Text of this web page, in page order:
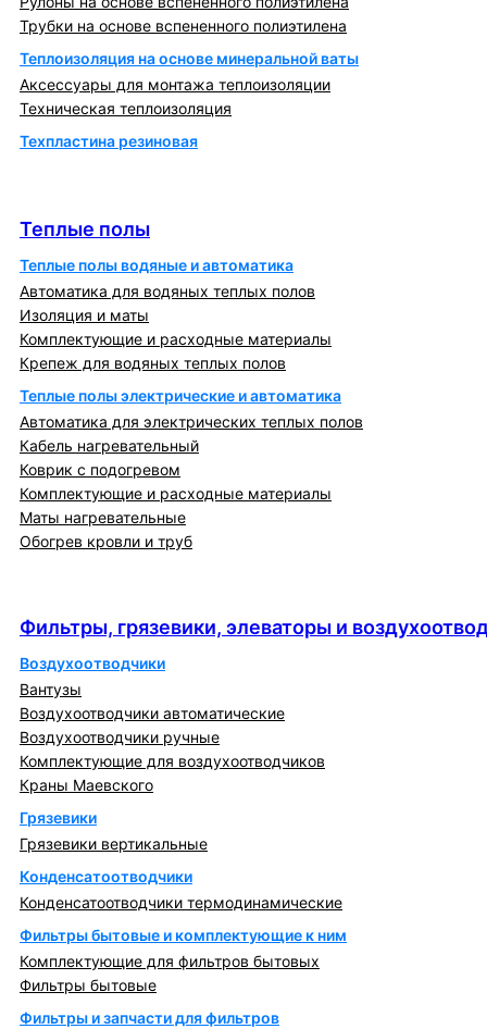
Трубки на основе вспененного полиэтилена
Теплоизоляция на основе минеральной ваты
Аксессуары для монтажа теплоизоляции
Техническая теплоизоляция
Техпластина резиновая
Теплые полы
Теплые полы водяные и автоматика
Автоматика для водяных теплых полов
Изоляция и маты
Комплектующие и расходные материалы
Крепеж для водяных теплых полов
Теплые полы электрические и автоматика
Автоматика для электрических теплых полов
Кабель нагревательный
Коврик с подогревом
Комплектующие и расходные материалы
Маты нагревательные
Обогрев кровли и труб
Фильтры, грязевики, элеваторы и
Воздухоотводчики
Вантузы
Воздухоотводчики автоматические
Воздухоотводчики ручные
Комплектующие для воздухоотводчиков
Краны Маевского
Грязевики
Грязевики вертикальные
Конденсатоотводчики
Конденсатоотводчики термодинамические
Фильтры бытовые и комплектующие к ним
Комплектующие для фильтров бытовых
Фильтры бытовые
Фильтры и запчасти для фильтров